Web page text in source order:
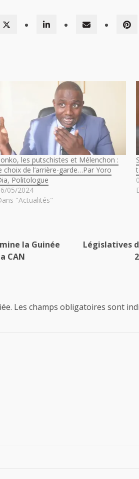
les putschistes et Mélenchon :
choix de l’arrière-garde…Par Yoro
Politologue
05/2024
"Actualités"
la Guinée
CAN
Législatives
Les champs obligatoires sont